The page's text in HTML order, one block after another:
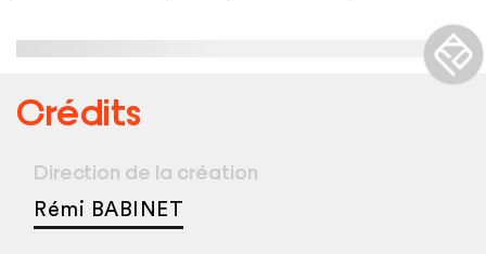
Crédits
Direction de la création
Rémi BABINET